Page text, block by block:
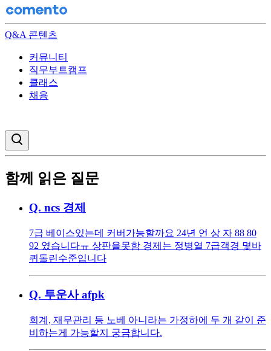
Q&A 콘텐츠
커뮤니티
직무부트캠프
클래스
채용
함께 읽은 질문
Q. ncs 경제
7급 베이스있는데 커버가능할까요 24년 언 상 자 88 80
92 였습니다ㅠ 상판을못함 경제는 정병열 7급객경 몇바
퀴돌린수준입니다
Q. 투운사 afpk
회계, 재무관리 등 노베 아니라는 가정하에 두 개 같이 준
비하는게 가능할지 궁금합니다.